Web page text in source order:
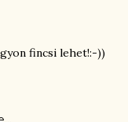
fincsi lehet!:-))